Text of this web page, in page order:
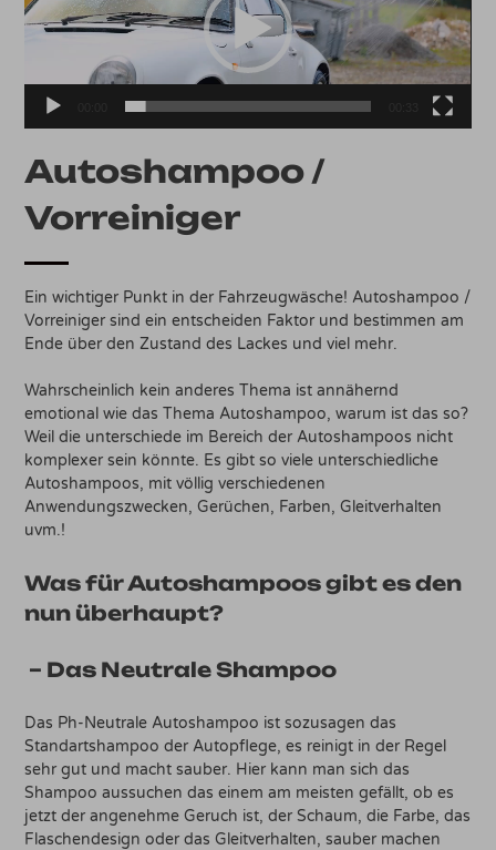
Autoshampoo /
Vorreiniger
Ein wichtiger Punkt in der Fahrzeugwäsche! Autoshampoo /
Vorreiniger sind ein entscheiden Faktor und bestimmen am
Ende über den Zustand des Lackes und viel mehr.
Wahrscheinlich kein anderes Thema ist annähernd
emotional wie das Thema Autoshampoo, warum ist das so?
Weil die unterschiede im Bereich der Autoshampoos nicht
komplexer sein könnte. Es gibt so viele unterschiedliche
Autoshampoos, mit völlig verschiedenen
Anwendungszwecken, Gerüchen, Farben, Gleitverhalten
uvm.!
Was für Autoshampoos gibt es den
nun überhaupt?
– Das Neutrale Shampoo
Das Ph-Neutrale Autoshampoo ist sozusagen das
Standartshampoo der Autopflege, es reinigt in der Regel
sehr gut und macht sauber. Hier kann man sich das
Shampoo aussuchen das einem am meisten gefällt, ob es
jetzt der angenehme Geruch ist, der Schaum, die Farbe, das
Flaschendesign oder das Gleitverhalten, sauber machen